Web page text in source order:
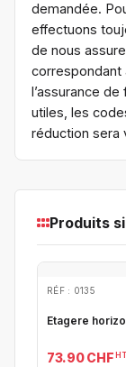
demandée.
effectuons
de nous
correspondant
l’assurance
utiles, les
réduction sera
Produits
RÉF : 0135
Etagere
73.90 CHF HT